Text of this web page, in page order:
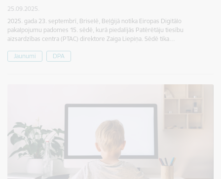
25.09.2025.
2025. gada 23. septembrī, Briselē, Beļģijā notika Eiropas Digitālo
pakalpojumu padomes 15. sēdē, kurā piedalījās Patērētāju tiesību
aizsardzības centra (PTAC) direktore Zaiga Liepiņa. Sēdē tika…
Jaunumi DPA